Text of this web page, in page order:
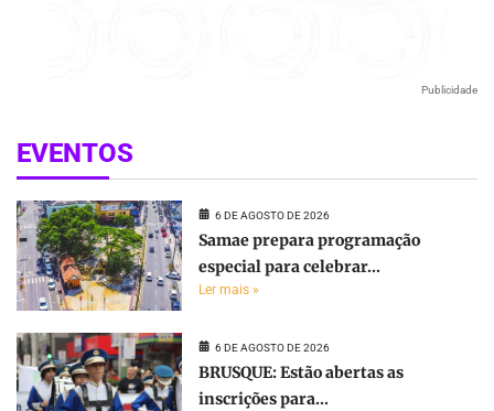
Publicidade
EVENTOS
6 DE AGOSTO DE 2026
Samae prepara programação
especial para celebrar...
Ler mais »
6 DE AGOSTO DE 2026
BRUSQUE: Estão abertas as
inscrições para...